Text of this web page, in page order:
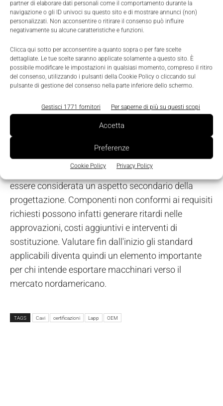
partner di elaborare dati personali come il comportamento durante la
navigazione o gli ID univoci su questo sito e di mostrare annunci (non)
personalizzati. Non acconsentire o ritirare il consenso può influire
negativamente su alcune caratteristiche e funzioni.
Clicca qui sotto per acconsentire a quanto sopra o per fare scelte
dettagliate. Le tue scelte saranno applicate solamente a questo sito. È
possibile modificare le impostazioni in qualsiasi momento, compreso il ritiro
del consenso, utilizzando i pulsanti della Cookie Policy o cliccando sul
pulsante di gestione del consenso nella parte inferiore dello schermo.
Gestisci 1771 fornitori Per saperne di più su questi scopi
Accetta
Preferenze
Cookie Policy Privacy Policy
rapida e con costi inferiori se anche tutti i
componenti utilizzati all'interno della stessa, a
partire dai cavi, sono certificati», osserva
Villa, Product & Marketing Manager di Lapp.
L'azienda propone diverse soluzioni conmarcatura
UL Listeddedicate alle applicazioni industriali, dai
cavi per controllo e comando alle soluzioni per
servomotori e reti Ethernet industriali. L'obiettivo è
offrire prodotti utilizzabili sia nelle macchine sia
nelle infrastrutture, in installazioni fisse o mobili.
La scelta dei cavi, sottolinea Lapp, non dovrebbe
essere considerata un aspetto secondario della
progettazione. Componenti non conformi ai requisiti
richiesti possono infatti generare ritardi nelle
approvazioni, costi aggiuntivi e interventi di
sostituzione. Valutare fin dall'inizio gli standard
applicabili diventa quindi un elemento importante
per chi intende esportare macchinari verso il
mercato nordamericano.
TAGS Cavi certificazioni Lapp OEM